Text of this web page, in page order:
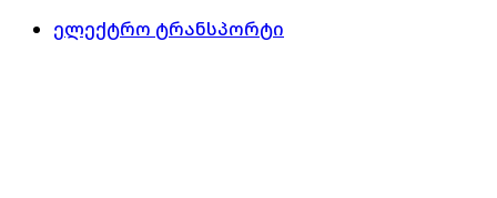
ელექტრო ტრანსპორტი